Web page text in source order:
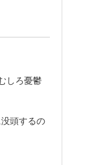
しろ憂鬱
頭するの